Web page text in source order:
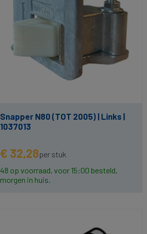
Snapper N80 (TOT 2005) | Links |
1037013
€ 32,28per stuk
48 op voorraad, voor 15:00 besteld,
morgen in huis.